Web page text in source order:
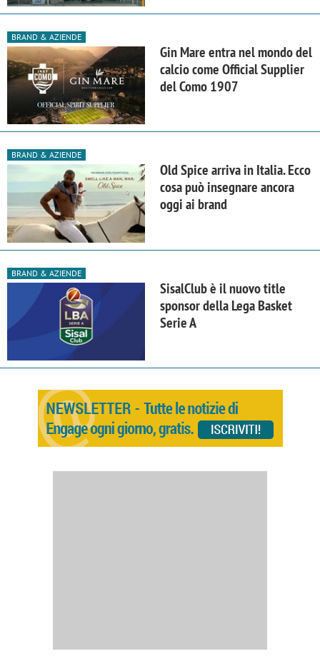
BRAND & AZIENDE
Gin Mare entra nel mondo del
calcio come Official Supplier
del Como 1907
BRAND & AZIENDE
Old Spice arriva in Italia. Ecco
cosa può insegnare ancora
oggi ai brand
BRAND & AZIENDE
SisalClub è il nuovo title
sponsor della Lega Basket
Serie A